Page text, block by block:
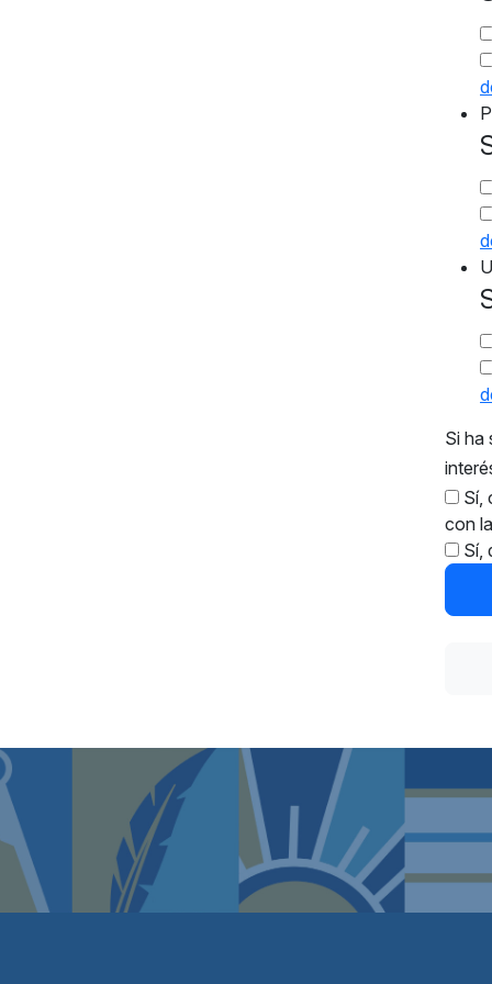
Si ha
Sí,
con la
Sí,